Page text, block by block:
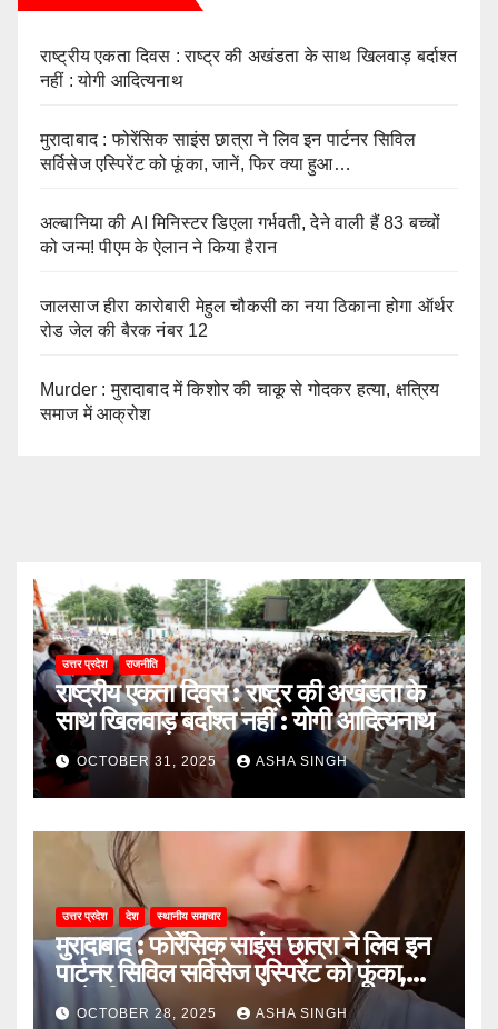
राष्ट्रीय एकता दिवस : राष्ट्र की अखंडता के साथ खिलवाड़ बर्दाश्त
नहीं : योगी आदित्यनाथ
मुरादाबाद : फोरेंसिक साइंस छात्रा ने लिव इन पार्टनर सिविल
सर्विसेज एस्पिरेंट को फूंका, जानें, फिर क्या हुआ…
अल्बानिया की AI मिनिस्‍टर डिएला गर्भवती, देने वाली हैं 83 बच्चों
को जन्‍म! पीएम के ऐलान ने किया हैरान
जालसाज हीरा कारोबारी मेहुल चौकसी का नया ठिकाना होगा ऑर्थर
रोड जेल की बैरक नंबर 12
Murder : मुरादाबाद में किशोर की चाकू से गोदकर हत्या, क्षत्रिय
समाज में आक्रोश
उत्तर प्रदेश राजनीति
राष्ट्रीय एकता दिवस : राष्ट्र की अखंडता के
साथ खिलवाड़ बर्दाश्त नहीं : योगी आदित्यनाथ
OCTOBER 31, 2025 ASHA SINGH
उत्तर प्रदेश देश स्थानीय समाचार
मुरादाबाद : फोरेंसिक साइंस छात्रा ने लिव इन
पार्टनर सिविल सर्विसेज एस्पिरेंट को फूंका,
जानें, फिर क्या हुआ…
OCTOBER 28, 2025 ASHA SINGH